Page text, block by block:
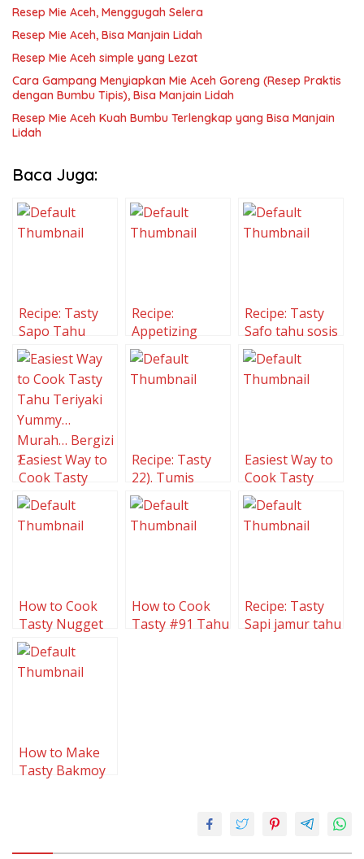
Resep Mie Aceh, Menggugah Selera
Resep Mie Aceh, Bisa Manjain Lidah
Resep Mie Aceh simple yang Lezat
Cara Gampang Menyiapkan Mie Aceh Goreng (Resep Praktis
dengan Bumbu Tipis), Bisa Manjain Lidah
Resep Mie Aceh Kuah Bumbu Terlengkap yang Bisa Manjain
Lidah
Baca Juga:
Recipe: Tasty
Sapo Tahu
Recipe:
Appetizing
Sapo Tahu ala
Resto
Recipe: Tasty
Safo tahu sosis
ayam
Easiest Way to
Cook Tasty
Tahu Teriyaki
Yummy…
Murah… Bergizi
Recipe: Tasty
22). Tumis
Tahu-Telur
Puyuh (Saus
Tiram+Kecap
Easiest Way to
Cook Tasty
Tahu Tek-Tek
Surabaya
How to Cook
Tasty Nugget
tahu
How to Cook
Tasty #91 Tahu
Recipe: Tasty
Sapi jamur tahu
How to Make
Tasty Bakmoy